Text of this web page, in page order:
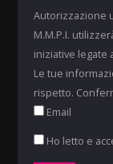
Autorizzazione
M.M.P.I.
iniziative legate
Le tue
rispetto.
Email
Ho letto e